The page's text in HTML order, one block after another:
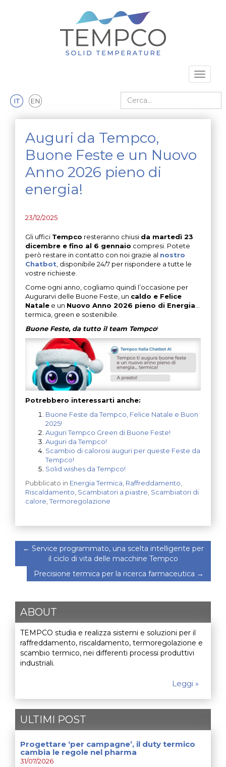
Toggle
Cerca nel sito
Auguri da Tempco,
Buone Feste e un Nuovo
Anno 2026 pieno di
energia!
23/12/2025
Gli uffici Tempco resteranno chiusi da martedì 23
dicembre e fino al 6 gennaio compresi. Potete
però restare in contatto con noi grazie al nostro
Chatbot , disponibile 24/7 per rispondere a tutte le
vostre richieste.
Come ogni anno, cogliamo quindi l’occasione per
Augurarvi delle Buone Feste, un caldo e Felice
Natale e un Nuovo Anno 2026 pieno di Energia
termica, green e sostenibile.
Buone Feste, da tutto il team Tempco!
Potrebbero interessarti anche:
Buone Feste da Tempco, Felice Natale e Buon
2025!
Auguri Tempco Green di Buone Feste!
Auguri da Tempco!
Scambio di calorosi auguri per queste Feste da
Tempco!
Solid wishes da Tempco!
Pubblicato in Energia Termica, Raffreddamento,
Riscaldamento, Scambiatori a piastre, Scambiatori di
calore,Termoregolazione
← Service programmato, una scelta intelligente per
il ciclo di vita delle macchine Tempco
Precisione termica per la ricerca farmaceutica →
ABOUT
TEMPCO studia e realizza sistemi e soluzioni per il
raffreddamento, riscaldamento, termoregolazione e
scambio termico, nei differenti processi produttivi
industriali.
Leggi »
ULTIMI POST
Progettare ‘per campagne’, il duty termico
cambia le regole nel pharma
31/07/2026